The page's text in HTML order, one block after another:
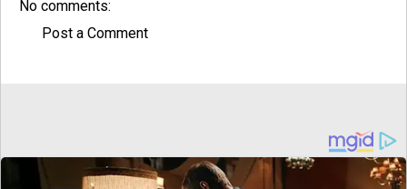
No comments:
Post a Comment